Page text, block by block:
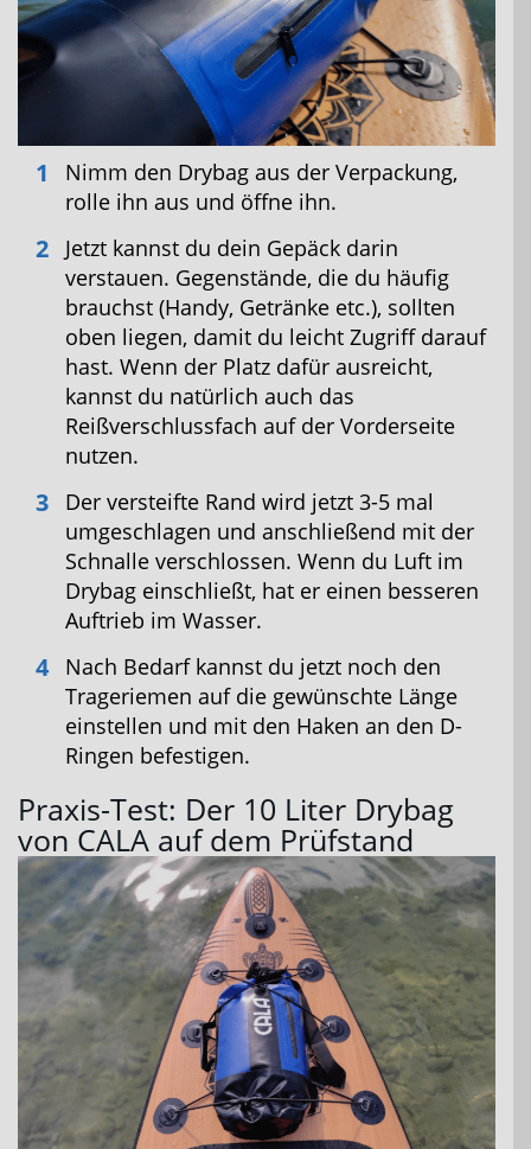
Nimm den Drybag aus der Verpackung,
rolle ihn aus und öffne ihn.
Jetzt kannst du dein Gepäck darin
verstauen. Gegenstände, die du häufig
brauchst (Handy, Getränke etc.), sollten
oben liegen, damit du leicht Zugriff darauf
hast. Wenn der Platz dafür ausreicht,
kannst du natürlich auch das
Reißverschlussfach auf der Vorderseite
nutzen.
Der versteifte Rand wird jetzt 3-5 mal
umgeschlagen und anschließend mit der
Schnalle verschlossen. Wenn du Luft im
Drybag einschließt, hat er einen besseren
Auftrieb im Wasser.
Nach Bedarf kannst du jetzt noch den
Trageriemen auf die gewünschte Länge
einstellen und mit den Haken an den D-
Ringen befestigen.
Praxis-Test: Der 10 Liter Drybag
von CALA auf dem Prüfstand